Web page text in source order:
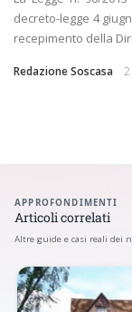
decreto-legge 4
recepimento della
Redazione Soscasa
APPROFONDIMENTI
Articoli correlati
Altre guide e casi reali dei